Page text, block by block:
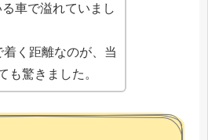
車で溢れていまし
く距離なのが、当
も驚きました。